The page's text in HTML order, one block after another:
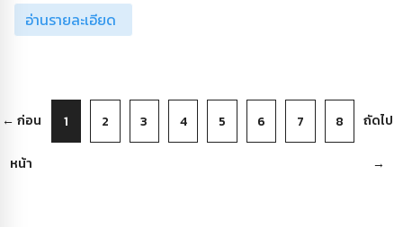
อ่านรายละเอียด
← ก่อน
หน้า
1 2 3 4 5 6 7 8 ถัดไป
→